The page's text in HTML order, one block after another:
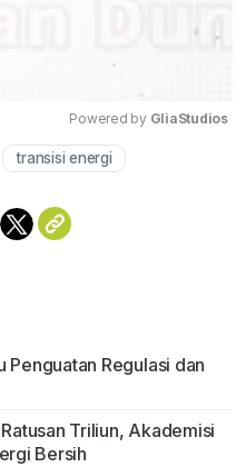
Powered by GliaStudios
transisi energi
Penguatan Regulasi dan
Triliun, Akademisi
Bersih